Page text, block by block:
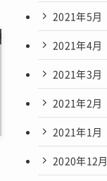
2021年5月
2021年4月
2021年3月
2021年2月
2021年1月
2020年12月